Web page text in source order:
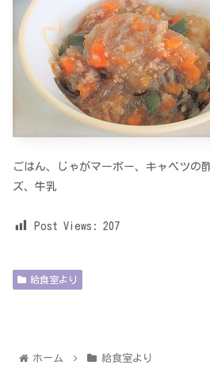
ごはん、じゃがマーボー、キャベツの
ズ、牛乳
Post Views: 207
給食室より
ホーム 給食室より